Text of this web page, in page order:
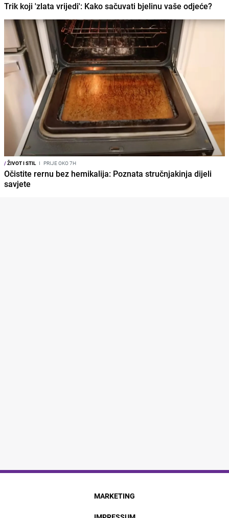
Trik koji 'zlata vrijedi': Kako sačuvati bjelinu vaše odjeće?
/ŽIVOT I STIL I PRIJE OKO 7H
Očistite rernu bez hemikalija: Poznata stručnjakinja dijeli
savjete
MARKETING